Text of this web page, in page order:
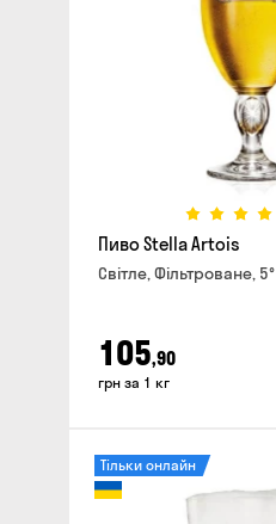
Пиво Stella Artois
Світле, Фільтроване, 5°
105,90
грн за 1 кг
Тільки онлайн